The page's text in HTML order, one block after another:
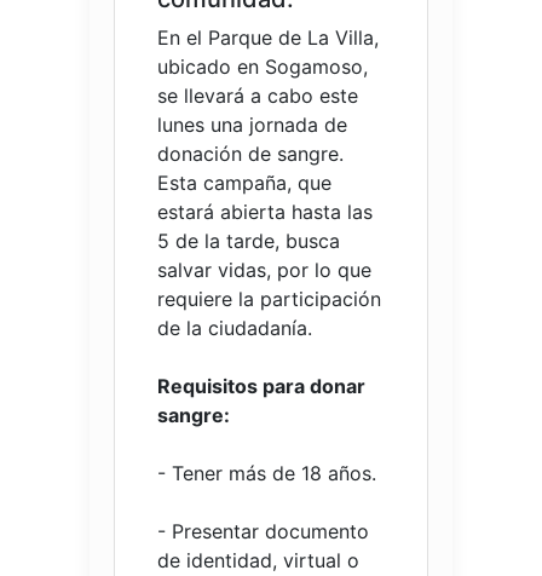
En el Parque de La Villa,
ubicado en Sogamoso,
se llevará a cabo este
lunes una jornada de
donación de sangre.
Esta campaña, que
estará abierta hasta las
5 de la tarde, busca
salvar vidas, por lo que
requiere la participación
de la ciudadanía.
Requisitos para donar
sangre:
- Tener más de 18 años.
- Presentar documento
de identidad, virtual o